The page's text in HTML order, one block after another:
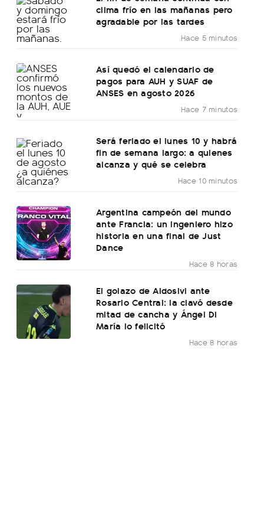
clima frío en las mañanas pero
agradable por las tardes
Hace 5 minutos
Así quedó el calendario de
pagos para AUH y SUAF de
ANSES en agosto 2026
Hace 7 minutos
Será feriado el lunes 10 y habrá
fin de semana largo: a quienes
alcanza y qué se celebra
Hace 10 minutos
Argentina campeón del mundo
ante Francia: un ingeniero hizo
historia en una final de Just
Dance
Hace 8 horas
El golazo de Aldosivi ante
Rosario Central: la clavó desde
mitad de cancha y Ángel Di
María lo felicitó
Hace 8 horas